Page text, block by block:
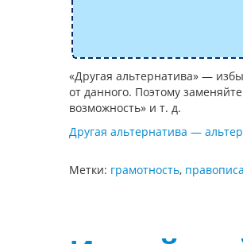
«Другая альтернатива» —
от данного. Поэтому
возможность» и т. д.
Другая альтернатива —
Метки: грамотность,